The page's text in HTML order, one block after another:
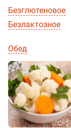
Безглютеновое
Безлактозное
Обед